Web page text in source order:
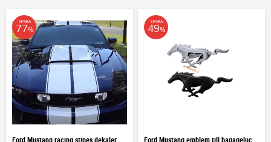
SPARA
77%
SPARA
49%